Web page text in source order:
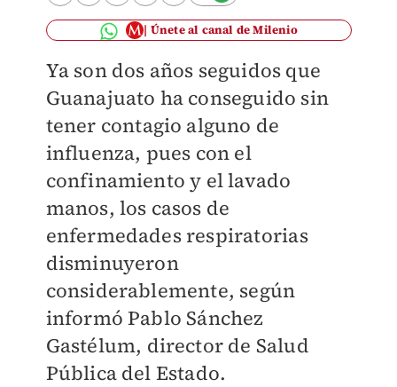
Únete al canal de Milenio
Ya son dos años seguidos que
Guanajuato ha conseguido sin
tener contagio alguno de
influenza, pues con el
confinamiento y el lavado
manos, los casos de
enfermedades respiratorias
disminuyeron
considerablemente, según
informó Pablo Sánchez
Gastélum, director de Salud
Pública del Estado.